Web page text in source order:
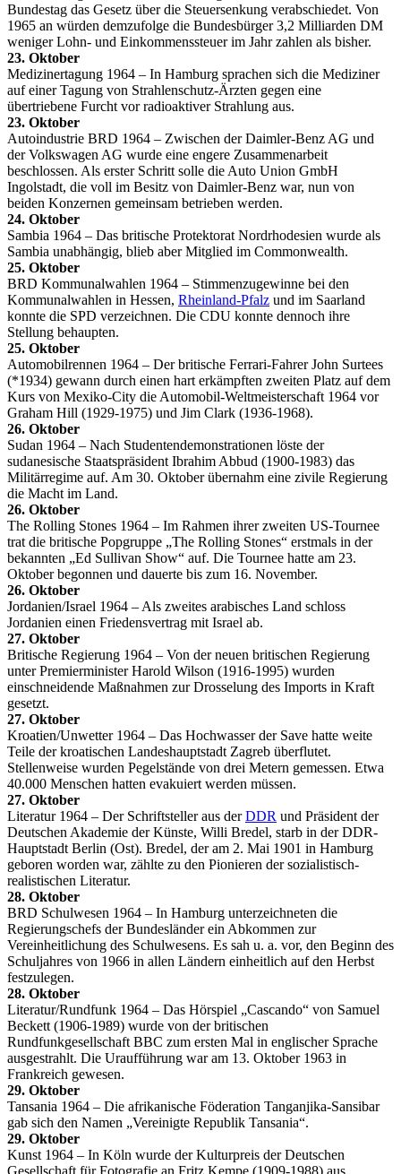
Bundestag das Gesetz über die Steuersenkung verabschiedet. Von
1965 an würden demzufolge die Bundesbürger 3,2 Milliarden DM
weniger Lohn- und Einkommenssteuer im Jahr zahlen als bisher.
23. Oktober
Medizinertagung 1964 – In Hamburg sprachen sich die Mediziner
auf einer Tagung von Strahlenschutz-Ärzten gegen eine
übertriebene Furcht vor radioaktiver Strahlung aus.
23. Oktober
Autoindustrie BRD 1964 – Zwischen der Daimler-Benz AG und
der Volkswagen AG wurde eine engere Zusammenarbeit
beschlossen. Als erster Schritt solle die Auto Union GmbH
Ingolstadt, die voll im Besitz von Daimler-Benz war, nun von
beiden Konzernen gemeinsam betrieben werden.
24. Oktober
Sambia 1964 – Das britische Protektorat Nordrhodesien wurde als
Sambia unabhängig, blieb aber Mitglied im Commonwealth.
25. Oktober
BRD Kommunalwahlen 1964 – Stimmenzugewinne bei den
Kommunalwahlen in Hessen, Rheinland-Pfalz und im Saarland
konnte die SPD verzeichnen. Die CDU konnte dennoch ihre
Stellung behaupten.
25. Oktober
Automobilrennen 1964 – Der britische Ferrari-Fahrer John Surtees
(*1934) gewann durch einen hart erkämpften zweiten Platz auf dem
Kurs von Mexiko-City die Automobil-Weltmeisterschaft 1964 vor
Graham Hill (1929-1975) und Jim Clark (1936-1968).
26. Oktober
Sudan 1964 – Nach Studentendemonstrationen löste der
sudanesische Staatspräsident Ibrahim Abbud (1900-1983) das
Militärregime auf. Am 30. Oktober übernahm eine zivile Regierung
die Macht im Land.
26. Oktober
The Rolling Stones 1964 – Im Rahmen ihrer zweiten US-Tournee
trat die britische Popgruppe „The Rolling Stones“ erstmals in der
bekannten „Ed Sullivan Show“ auf. Die Tournee hatte am 23.
Oktober begonnen und dauerte bis zum 16. November.
26. Oktober
Jordanien/Israel 1964 – Als zweites arabisches Land schloss
Jordanien einen Friedensvertrag mit Israel ab.
27. Oktober
Britische Regierung 1964 – Von der neuen britischen Regierung
unter Premierminister Harold Wilson (1916-1995) wurden
einschneidende Maßnahmen zur Drosselung des Imports in Kraft
gesetzt.
27. Oktober
Kroatien/Unwetter 1964 – Das Hochwasser der Save hatte weite
Teile der kroatischen Landeshauptstadt Zagreb überflutet.
Stellenweise wurden Pegelstände von drei Metern gemessen. Etwa
40.000 Menschen hatten evakuiert werden müssen.
27. Oktober
Literatur 1964 – Der Schriftsteller aus derDDR und Präsident der
Deutschen Akademie der Künste, Willi Bredel, starb in der DDR-
Hauptstadt Berlin (Ost). Bredel, der am 2. Mai 1901 in Hamburg
geboren worden war, zählte zu den Pionieren der sozialistisch-
realistischen Literatur.
28. Oktober
BRD Schulwesen 1964 – In Hamburg unterzeichneten die
Regierungschefs der Bundesländer ein Abkommen zur
Vereinheitlichung des Schulwesens. Es sah u. a. vor, den Beginn des
Schuljahres von 1966 in allen Ländern einheitlich auf den Herbst
festzulegen.
28. Oktober
Literatur/Rundfunk 1964 – Das Hörspiel „Cascando“ von Samuel
Beckett (1906-1989) wurde von der britischen
Rundfunkgesellschaft BBC zum ersten Mal in englischer Sprache
ausgestrahlt. Die Uraufführung war am 13. Oktober 1963 in
Frankreich gewesen.
29. Oktober
Tansania 1964 – Die afrikanische Föderation Tanganjika-Sansibar
gab sich den Namen „Vereinigte Republik Tansania“.
29. Oktober
Kunst 1964 – In Köln wurde der Kulturpreis der Deutschen